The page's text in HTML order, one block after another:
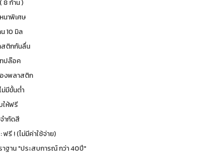
8 ก้าน )
นาพิเศษ
10 มิล
สติกกันลื่น
ปล๊อค
งพลาสติก
มีขั้นต่ำ
ห้ฟรี
ำกัดสี
รี ! (ไม่มีค่าใช้จ่าย)
ฐาน "ประสบการณ์ กว่า 40ปี"